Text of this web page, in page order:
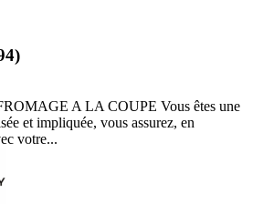
A LA COUPE Vous êtes une
et impliquée, vous assurez, en
votre...